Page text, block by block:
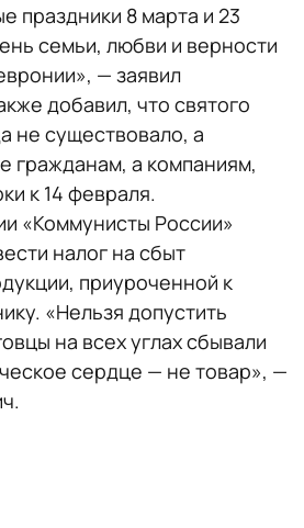
праздники 8 марта и 23
семьи, любви и верности
— заявил
добавил, что святого
не существовало, а
гражданам, а компаниям,
к 14 февраля.
«Коммунисты России»
налог на сбыт
приуроченной к
«Нельзя допустить
на всех углах сбывали
сердце — не товар», —